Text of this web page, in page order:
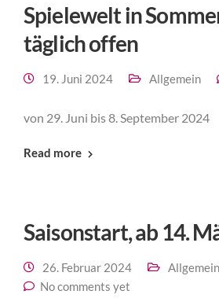
Spielewelt in
täglich offen
19. Juni 2024 Allgemein
von 29. Juni bis 8. September 2024
Read more
Saisonstart, ab 14.
26. Februar 2024
Allgemein
No comments yet